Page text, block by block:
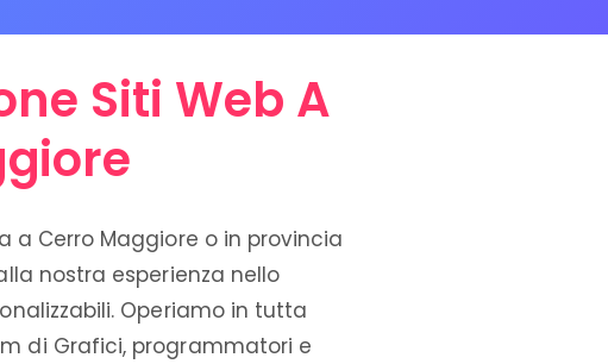
Siti Web A
a Cerro Maggiore o in provincia
nostra esperienza nello
Operiamo in tutta
di Grafici, programmatori e